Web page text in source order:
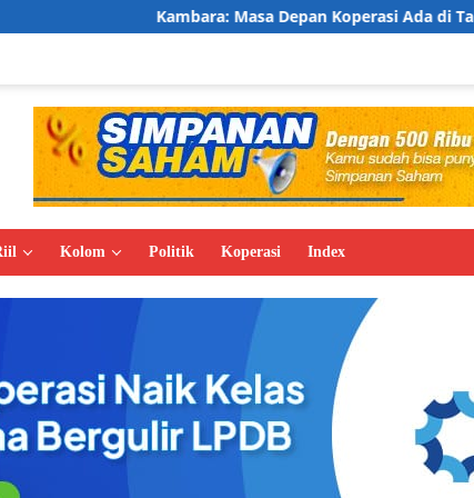
Masa Depan Koperasi Ada di Tangan Anak Muda
Kolom Politik Koperasi Index